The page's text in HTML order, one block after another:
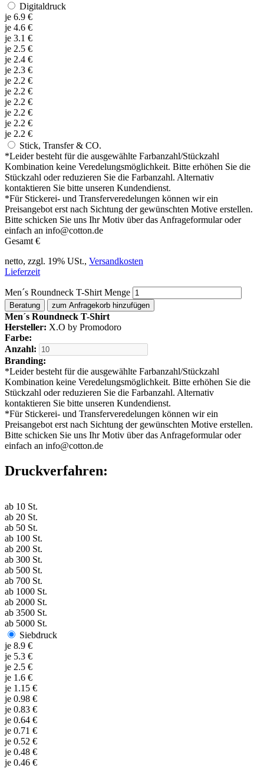
Digitaldruck
je 6.9 €
je 4.6 €
je 3.1 €
je 2.5 €
je 2.4 €
je 2.3 €
je 2.2 €
je 2.2 €
je 2.2 €
je 2.2 €
je 2.2 €
je 2.2 €
Stick, Transfer & CO.
*Leider besteht für die ausgewählte Farbanzahl/Stückzahl
Kombination keine Veredelungsmöglichkeit. Bitte erhöhen Sie die
Stückzahl oder reduzieren Sie die Farbanzahl. Alternativ
kontaktieren Sie bitte unseren Kundendienst.
*Für Stickerei- und Transferveredelungen können wir ein
Preisangebot erst nach Sichtung der gewünschten Motive erstellen.
Bitte schicken Sie uns Ihr Motiv über das Anfrageformular oder
einfach an info@cotton.de
Gesamt €
netto, zzgl. 19% USt., Versandkosten
Lieferzeit
Men´s Roundneck T-Shirt Menge
Beratung zum Anfragekorb hinzufügen
Men´s Roundneck T-Shirt
Hersteller: X.O by Promodoro
Farbe:
Anzahl:
Branding:
*Leider besteht für die ausgewählte Farbanzahl/Stückzahl
Kombination keine Veredelungsmöglichkeit. Bitte erhöhen Sie die
Stückzahl oder reduzieren Sie die Farbanzahl. Alternativ
kontaktieren Sie bitte unseren Kundendienst.
*Für Stickerei- und Transferveredelungen können wir ein
Preisangebot erst nach Sichtung der gewünschten Motive erstellen.
Bitte schicken Sie uns Ihr Motiv über das Anfrageformular oder
einfach an info@cotton.de
Druckverfahren:
ab 10 St.
ab 20 St.
ab 50 St.
ab 100 St.
ab 200 St.
ab 300 St.
ab 500 St.
ab 700 St.
ab 1000 St.
ab 2000 St.
ab 3500 St.
ab 5000 St.
Siebdruck
je 8.9 €
je 5.3 €
je 2.5 €
je 1.6 €
je 1.15 €
je 0.98 €
je 0.83 €
je 0.64 €
je 0.71 €
je 0.52 €
je 0.48 €
je 0.46 €